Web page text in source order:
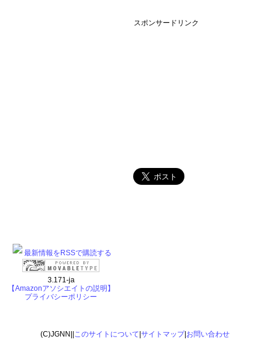
スポンサードリンク
最新情報をRSSで購読する
3.171-ja
【Amazonアソシエイトの説明】
プライバシーポリシー
(C)JGNN|| このサイトについて サイトマップ| お問い合わせ